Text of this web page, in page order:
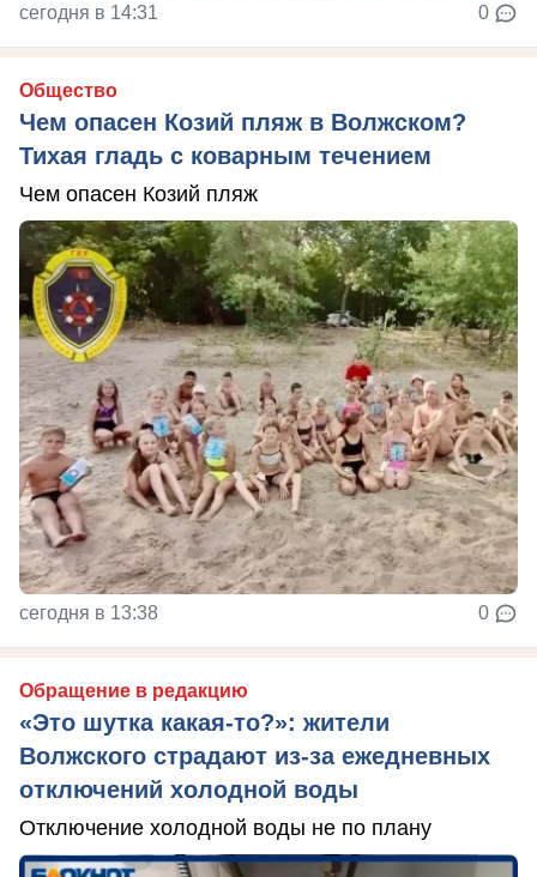
сегодня в 14:31 0
Общество
Чем опасен Козий пляж в Волжском?
Тихая гладь с коварным течением
Чем опасен Козий пляж
сегодня в 13:38 0
Обращение в редакцию
«Это шутка какая-то?»: жители
Волжского страдают из‑за ежедневных
отключений холодной воды
Отключение холодной воды не по плану